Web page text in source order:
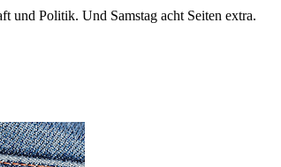
und Politik. Und Samstag acht Seiten extra.